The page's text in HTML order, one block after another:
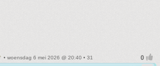
• woensdag 6 mei 2026 @ 20:40 • 31